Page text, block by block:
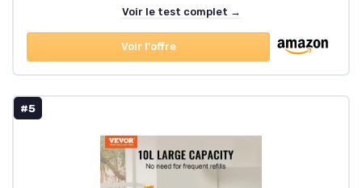
Voir le test complet →
Voir l'offre
#5